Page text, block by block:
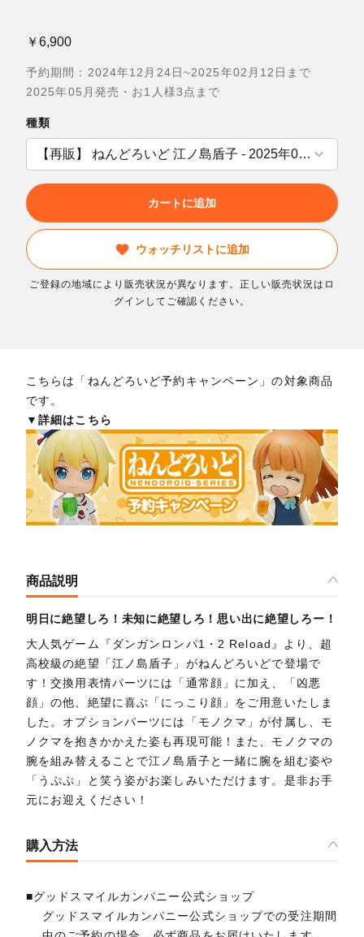
￥6,900
予約期間：2024年12月24日~2025年02月12日まで
2025年05月発売・お1人様3点まで
種類
カートに追加
ウォッチリストに追加
ご登録の地域により販売状況が異なります。正しい販売状況はロ
グインしてご確認ください。
こちらは「ねんどろいど予約キャンペーン」の対象商品
です。
▼詳細はこちら
商品説明
明日に絶望しろ！未知に絶望しろ！思い出に絶望しろー！
大人気ゲーム『ダンガンロンパ1・2 Reload』より、超
高校級の絶望「江ノ島盾子」がねんどろいどで登場で
す！交換用表情パーツには「通常顔」に加え、「凶悪
顔」の他、絶望に喜ぶ「にっこり顔」をご用意いたしま
した。オプションパーツには「モノクマ」が付属し、モ
ノクマを抱きかかえた姿も再現可能！また、モノクマの
腕を組み替えることで江ノ島盾子と一緒に腕を組む姿や
「うぷぷ」と笑う姿がお楽しみいただけます。是非お手
元にお迎えください！
購入方法
■グッドスマイルカンパニー公式ショップ
グッドスマイルカンパニー公式ショップでの受注期間